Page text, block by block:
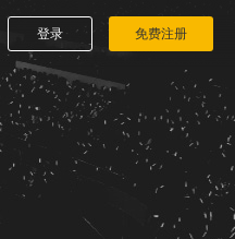
登录 免费注册